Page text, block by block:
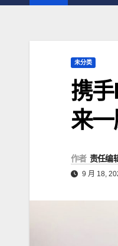
未分类
携
来
作者 责任编
9 月 18,